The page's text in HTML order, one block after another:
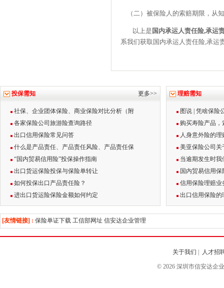
（二）被保险人的索赔期限，从
以上是 国内承运人责任险,承运
系我们获取国内承运人责任险,承运
投保需知 更多>>
社保、企业团体保险、商业保险对比分析（附
各家保险公司旅游险查询路径
出口信用保险常见问答
什么是产品责任、产品责任风险、产品责任保
“国内贸易信用险”投保操作指南
出口货运保险投保与保险单转让
如何投保出口产品责任险？
进出口货运险保险金额如何约定
理赔需知
图说 | 凭啥保险
购买寿险产品，
人身意外险的理
美亚保险公司关
当逾期发生时我
国内贸易信用保
信用保险理赔业
出口信用保险的
[友情链接] : 保险单证下载 工信部网址 信安达企业管理
关于我们 人才招
© 2026 深圳市信安达企